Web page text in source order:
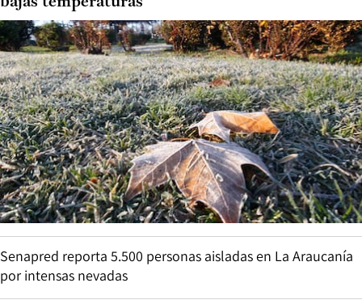
Senapred reporta 5.500 personas aisladas en La Araucanía
por intensas nevadas